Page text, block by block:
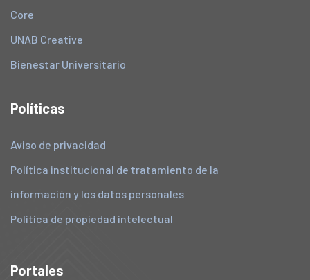
Core
UNAB Creative
Bienestar Universitario
Políticas
Aviso de privacidad
Política institucional de tratamiento de la
información y los datos personales
Política de propiedad intelectual
Portales